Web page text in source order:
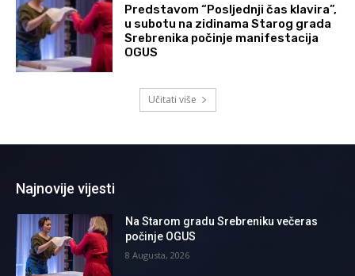
Predstavom “Posljednji čas klavira”,
u subotu na zidinama Starog grada
Srebrenika počinje manifestacija
OGUS
Učitati više
Najnovije vijesti
Na Starom gradu Srebreniku večeras
počinje OGUS
8 Augusta, 2026